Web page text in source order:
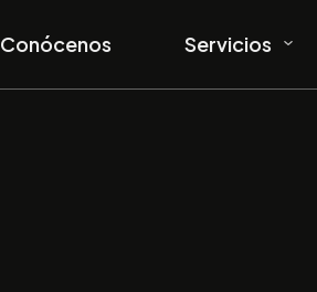
Conócenos Servicios